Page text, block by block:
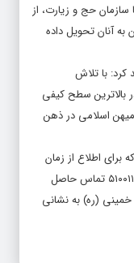
حج و زیارت، از
به آنان تحویل داده
کرد: با تلاش
بالاترین سطح کیفی
اسلامی در ذهن
برای اطلاع از زمان
دقیق ورود پروازهای حج تمتع ۱۴۰۴، با شماره ۵۱۰۰۱۱۸ تماس حاصل
(ره) به نشانی